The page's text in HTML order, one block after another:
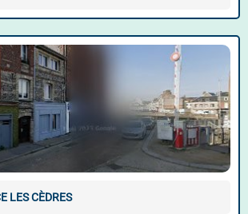
LES CÈDRES